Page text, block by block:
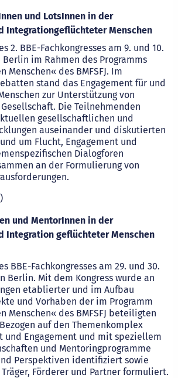
und LotsInnen in der
Integrationgeflüchteter Menschen
2. BBE-Fachkongresses am 9. und 10.
Berlin im Rahmen des Programms
Menschen« des BMFSFJ. Im
stand das Engagement für und
zur Unterstützung von
Die Teilnehmenden
gesellschaftlichen und
auseinander und diskutierten
um Flucht, Engagement und
Dialogforen
an der Formulierung von
und MentorInnen in der
Integration geflüchteter Menschen
BBE-Fachkongresses am 29. und 30.
Berlin. Mit dem Kongress wurde an
etablierter und im Aufbau
und Vorhaben der im Programm
Menschen« des BMFSFJ beteiligten
auf den Themenkomplex
und Engagement und mit speziellem
und Mentoringprogramme
Perspektiven identifiziert sowie
Förderer und Partner formuliert.